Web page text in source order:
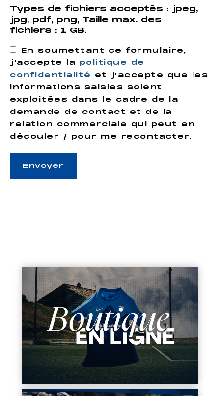
Types de fichiers acceptés : jpeg,
jpg, pdf, png, Taille max. des
fichiers : 1 GB.
En soumettant ce formulaire,
j’accepte la politique de
confidentialité
et j’accepte que les
informations saisies soient
exploitées dans le cadre de la
demande de contact et de la
relation commerciale qui peut en
découler / pour me recontacter.